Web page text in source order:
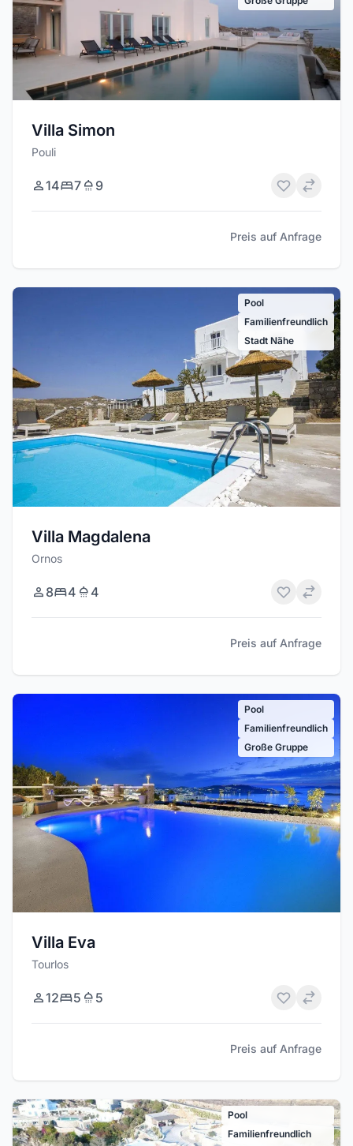
Villa Simon
Pouli
14 7 9
Preis auf Anfrage
Pool
Familienfreundlich
Stadt Nähe
Villa Magdalena
Ornos
8 4 4
Preis auf Anfrage
Pool
Familienfreundlich
Große Gruppe
Villa Eva
Tourlos
12 5 5
Preis auf Anfrage
Pool
Familienfreundlich